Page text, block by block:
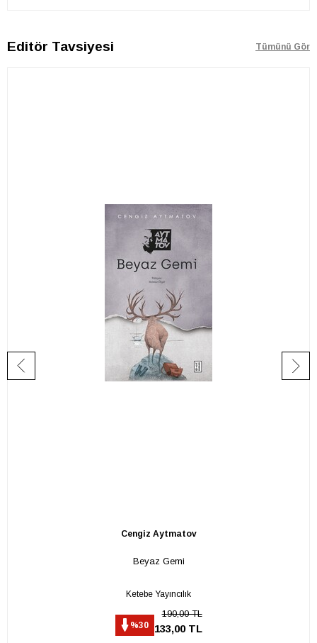
Editör Tavsiyesi Tümünü Gör
Cengiz Aytmatov
Beyaz Gemi
Ketebe Yayıncılık
%30
190,00 TL
133,00 TL